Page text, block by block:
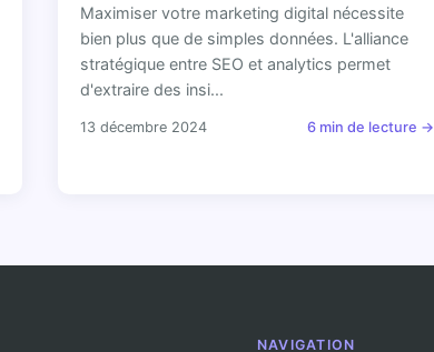
Maximiser votre marketing digital nécessite
bien plus que de simples données. L'alliance
stratégique entre SEO et analytics permet
d'extraire des insi...
13 décembre 2024 6 min de lecture →
NAVIGATION